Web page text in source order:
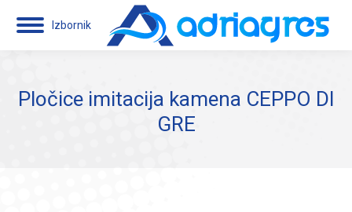
Izbornik
Pločice imitacija kamena CEPPO DI
GRE